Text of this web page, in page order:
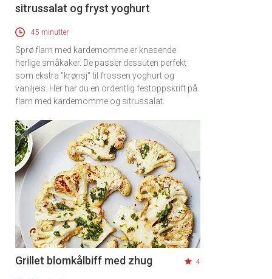
sitrussalat og fryst yoghurt
45 minutter
Sprø flarn med kardemomme er knasende
herlige småkaker. De passer dessuten perfekt
som ekstra "krønsj" til frossen yoghurt og
vaniljeis. Her har du en ordentlig festoppskrift på
flarn med kardemomme og sitrussalat.
Grillet blomkålbiff med zhug 4